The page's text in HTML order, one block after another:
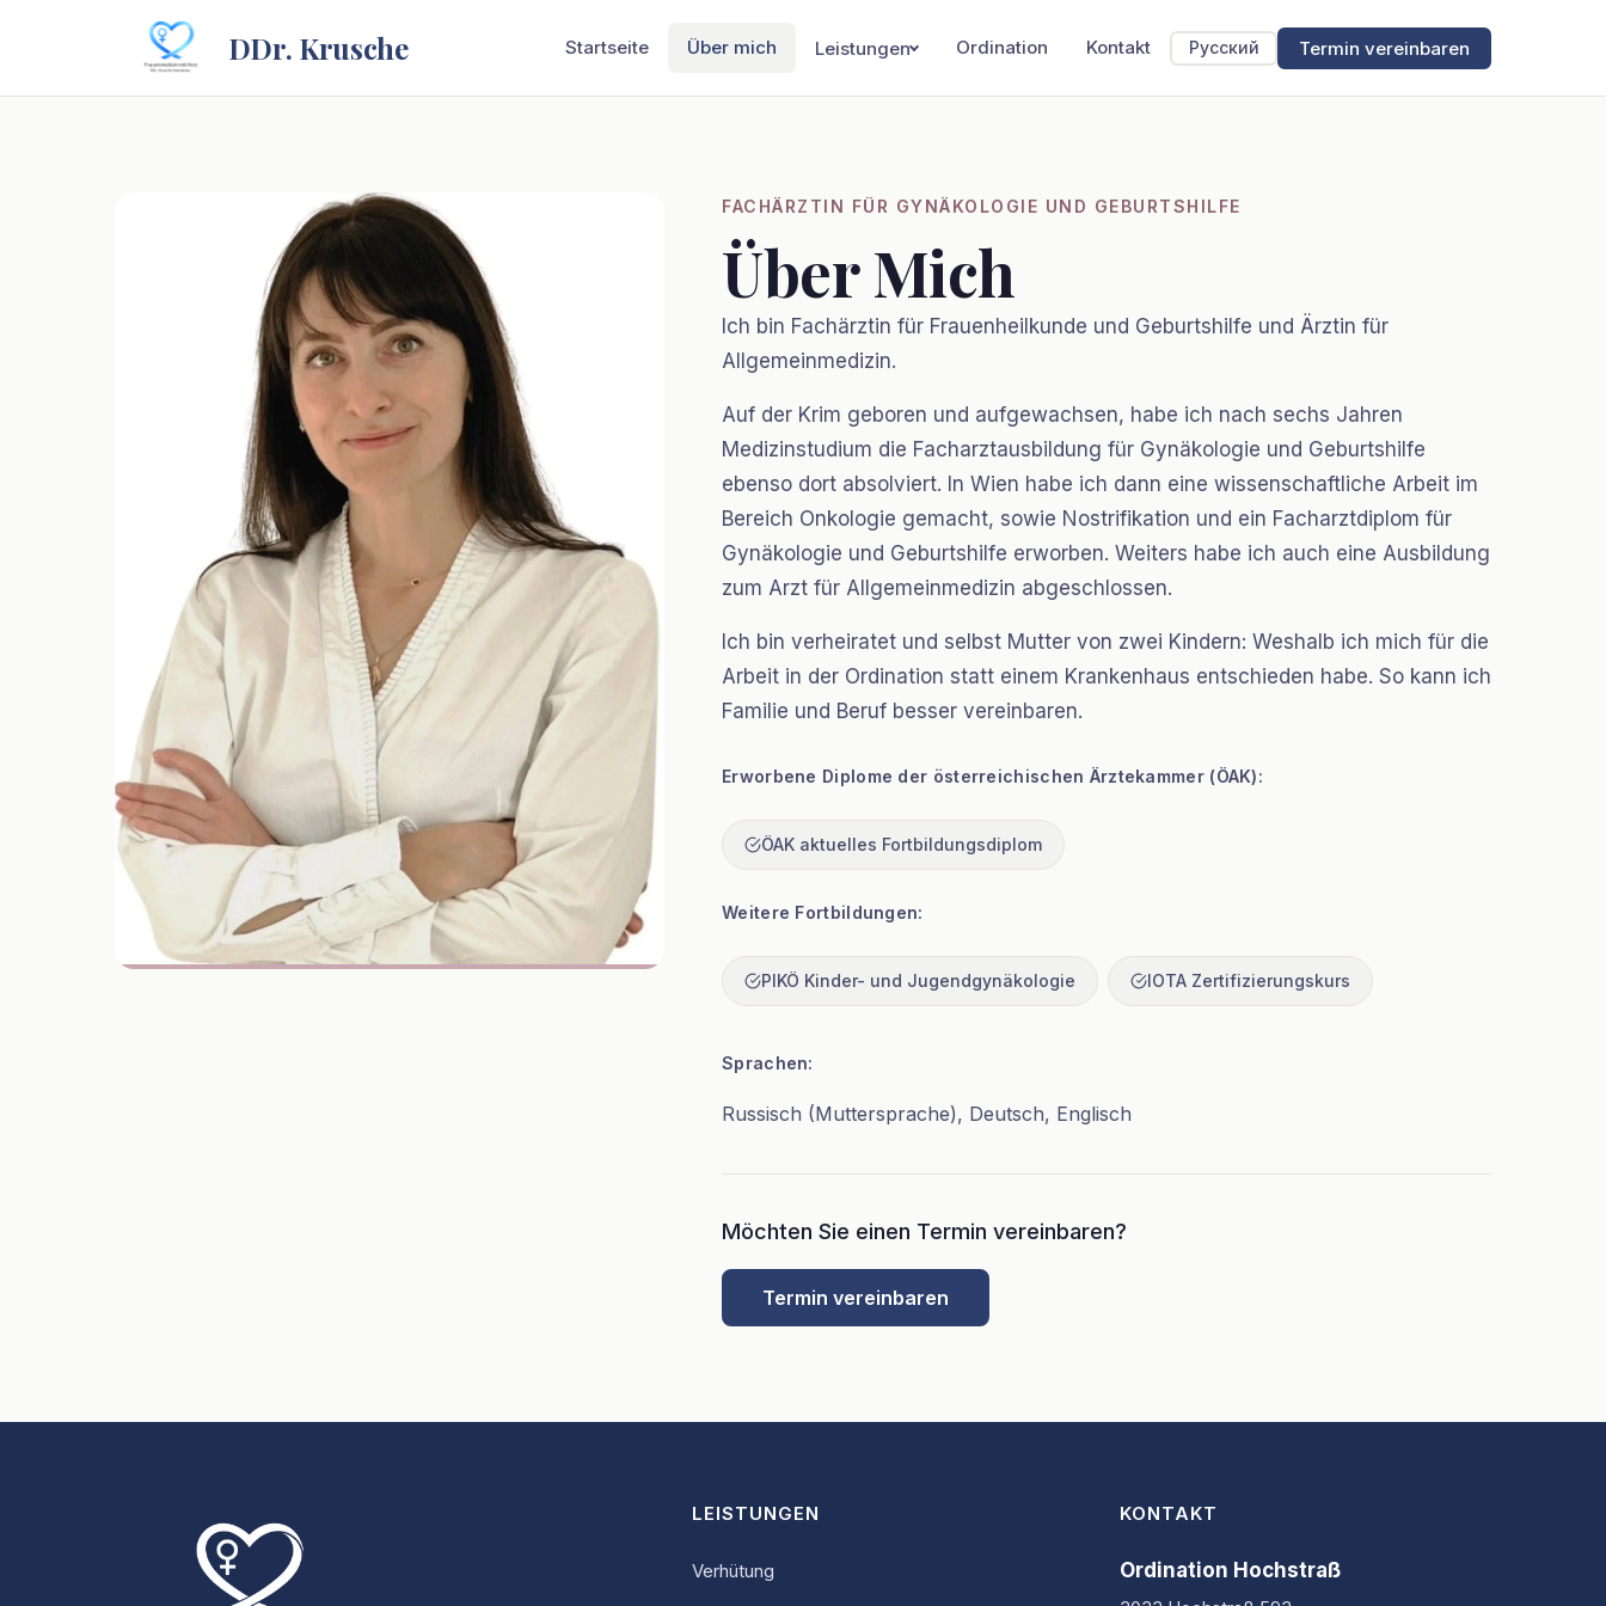
DDr. Krusche Startseite Über mich Leistungen Ordination Kontakt Русский Termin vereinbaren
FACHÄRZTIN FÜR GYNÄKOLOGIE UND GEBURTSHILFE
Über Mich
Ich bin Fachärztin für Frauenheilkunde und Geburtshilfe und Ärztin für
Allgemeinmedizin.
Auf der Krim geboren und aufgewachsen, habe ich nach sechs Jahren
Medizinstudium die Facharztausbildung für Gynäkologie und Geburtshilfe
ebenso dort absolviert. In Wien habe ich dann eine wissenschaftliche Arbeit im
Bereich Onkologie gemacht, sowie Nostrifikation und ein Facharztdiplom für
Gynäkologie und Geburtshilfe erworben. Weiters habe ich auch eine Ausbildung
zum Arzt für Allgemeinmedizin abgeschlossen.
Ich bin verheiratet und selbst Mutter von zwei Kindern: Weshalb ich mich für die
Arbeit in der Ordination statt einem Krankenhaus entschieden habe. So kann ich
Familie und Beruf besser vereinbaren.
Erworbene Diplome der österreichischen Ärztekammer (ÖAK):
ÖAK aktuelles Fortbildungsdiplom
Weitere Fortbildungen:
PIKÖ Kinder- und Jugendgynäkologie IOTA Zertifizierungskurs
Sprachen:
Russisch (Muttersprache), Deutsch, Englisch
Möchten Sie einen Termin vereinbaren?
Termin vereinbaren
LEISTUNGEN
Verhütung
KONTAKT
Ordination Hochstraß